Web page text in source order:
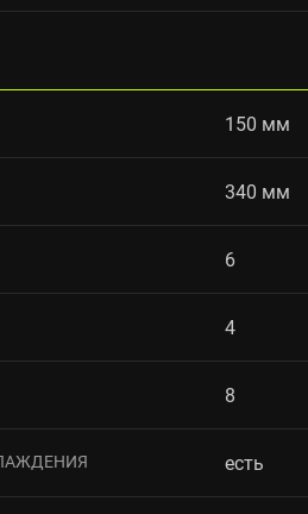
150 мм
340 мм
6
4
8
есть